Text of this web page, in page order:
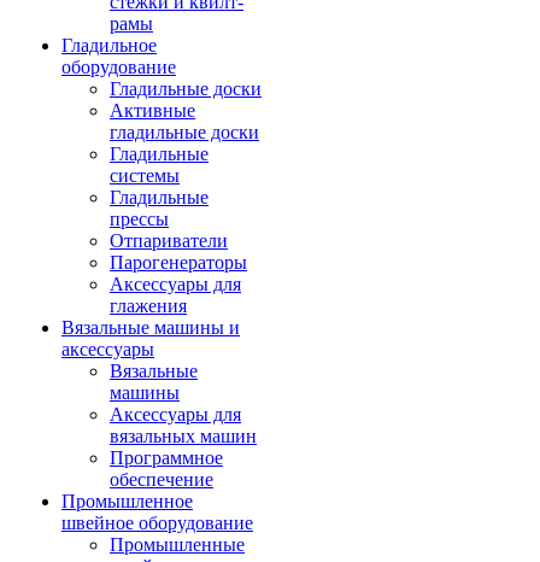
рамы
Гладильное
оборудование
Гладильные доски
Активные
гладильные доски
Гладильные
системы
Гладильные
прессы
Отпариватели
Парогенераторы
Аксессуары для
глажения
Вязальные машины и
аксессуары
Вязальные
машины
Аксессуары для
вязальных машин
Программное
обеспечение
Промышленное
швейное оборудование
Промышленные